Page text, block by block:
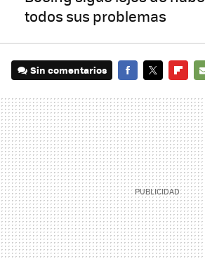
todos sus problemas
Sin comentarios